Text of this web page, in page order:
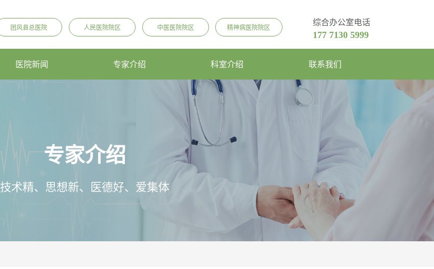
团风县总医院 人民医院院区 中医医院院区 精神病医院院区
综合办公室电话
177 7130 5999
医院新闻 专家介绍 科室介绍 联系我们
专家介绍
技术精、思想新、医德好、爱集体